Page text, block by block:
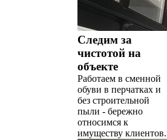
Следим за
чистотой на
объекте
Работаем в сменной
обуви в перчатках и
без строительной
пыли - бережно
относимся к
имуществу клиентов.